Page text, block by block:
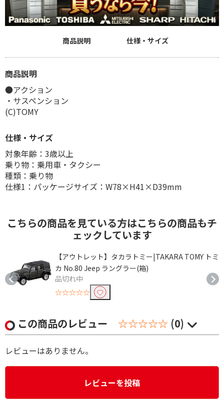
商品説明 仕様・サイズ
商品説明
●アクション
・サスペンション
(C)TOMY
仕様・サイズ
対象年齢：3歳以上
乗り物：乗用車・タクシー
種類：乗り物
仕様1：パッケージサイズ：W78×H41×D39mm
こちらの商品を見ている方はこちらの商品もチ
ェックしています
【アウトレット】タカラトミー|TAKARA TOMY トミ
カ No.80 Jeep ラングラー(箱)
品切れ中
☆☆☆☆☆
この商品のレビュー ☆☆☆☆☆ (0)
レビューはありません。
レビューを投稿